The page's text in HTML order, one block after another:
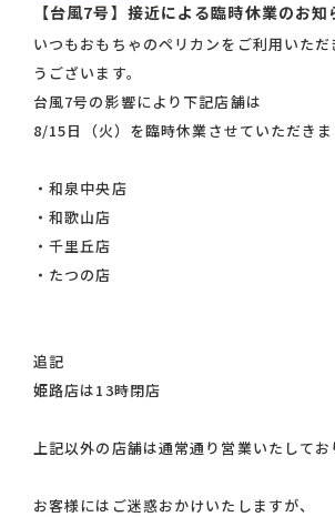
【台風7号】接近による臨時休業のお知
いつもおもちゃのペリカンをご利用いただ
うございます。
台風7号の影響により下記店舗は
8/15日（火）を臨時休業させていただきま
・和泉中央店
・和歌山店
・千里丘店
・たつの店
追記
姫路店は13時閉店
上記以外の店舗は通常通り営業いたしてお
お客様にはご迷惑おかけいたしますが、